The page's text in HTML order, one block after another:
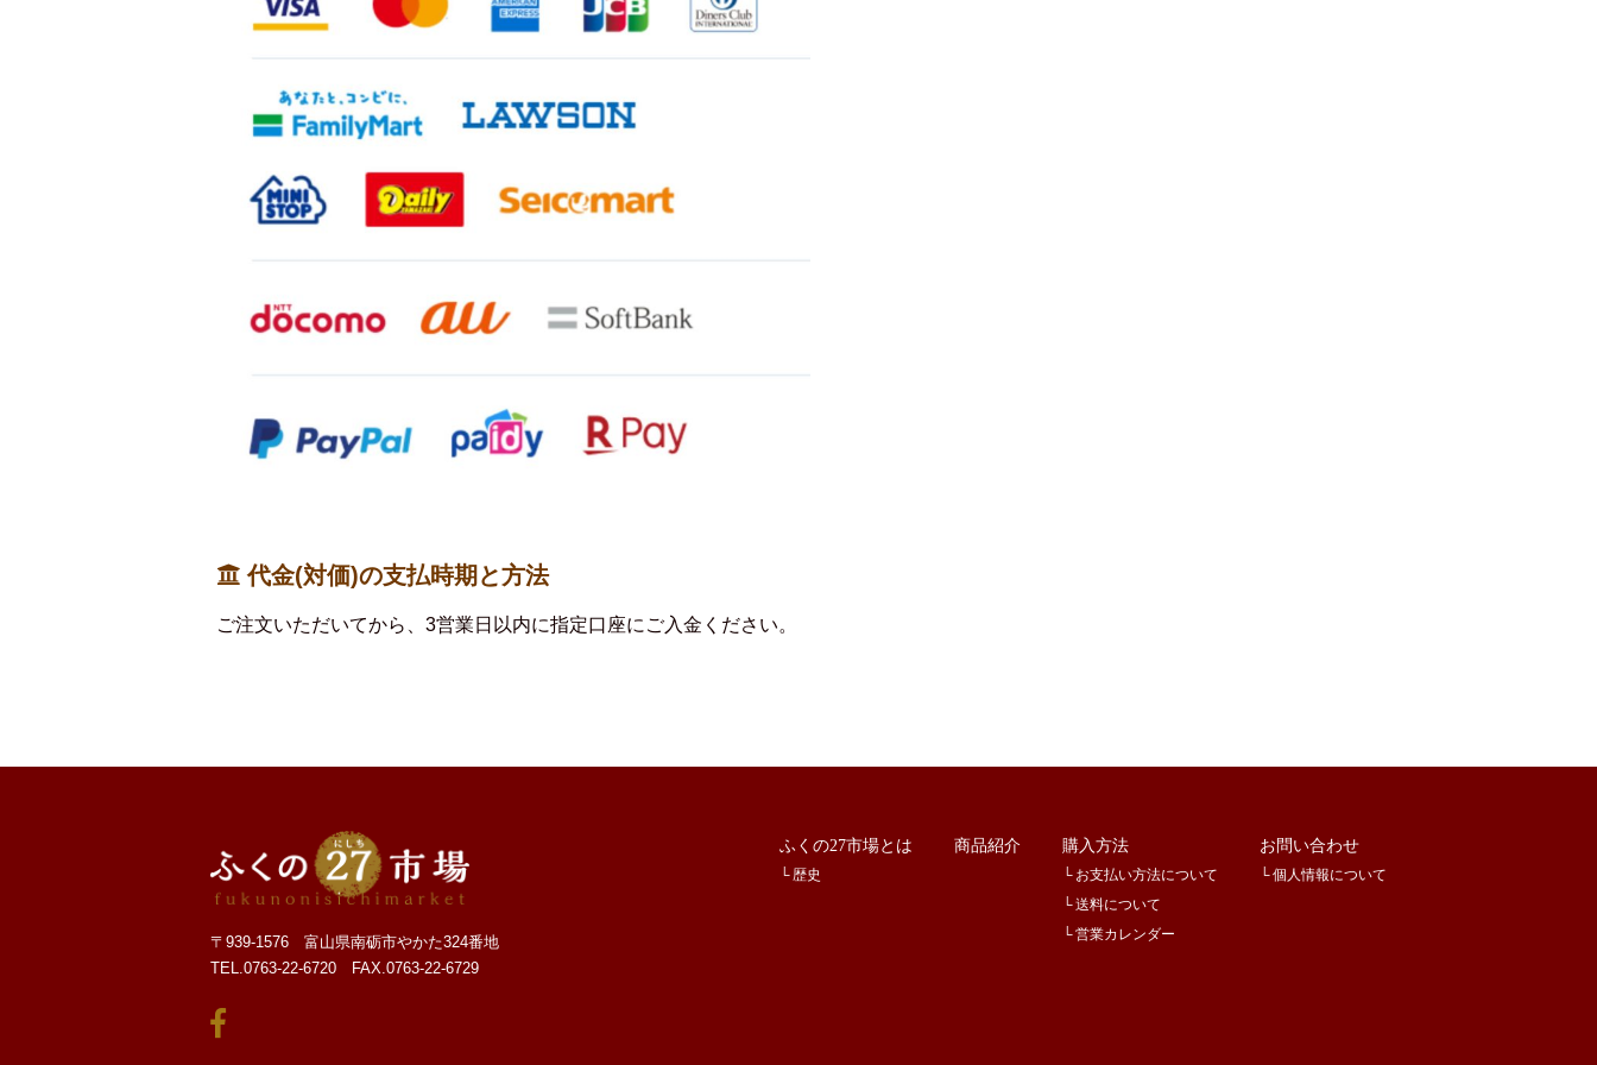
代金(対価)の支払時期と方法
ご注文いただいてから、3営業日以内に指定口座にご入金ください。
〒939-1576 富山県南砺市やかた324番地
TEL.0763-22-6720 FAX.0763-22-6729
ふくの27市場とは
歴史
商品紹介 購入方法
お支払い方法について
送料について
営業カレンダー
お問い合わせ
個人情報について